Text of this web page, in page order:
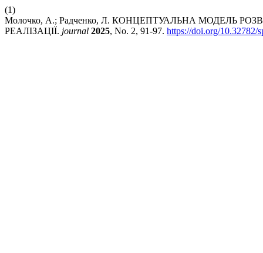
(1)
Молочко, А.; Радченко, Л. КОНЦЕПТУАЛЬНА МОДЕЛЬ
РЕАЛІЗАЦІЇ. journal 2025, No. 2, 91-97. https://doi.org/10.32782/